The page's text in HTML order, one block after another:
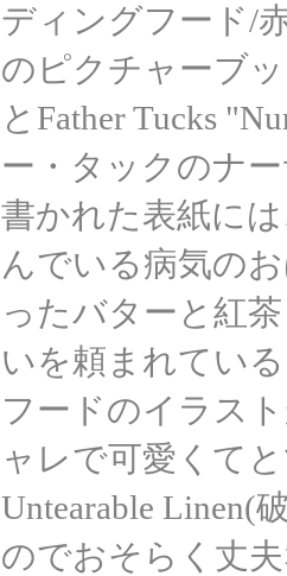
ディングフード/
のピクチャーブ
とFather Tucks
ー・タックのナ
書かれた表紙に
んでいる病気の
ったバターと紅
いを頼まれてい
フードのイラス
ャレで可愛くて
Untearable Linen(
のでおそらく丈